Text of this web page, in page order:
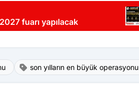
fuarı yapılacak
son yılların en büyük operasyonu